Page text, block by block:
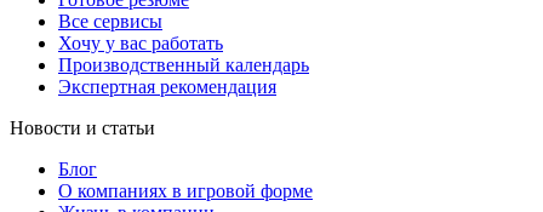
Все сервисы
Хочу у вас работать
Производственный календарь
Экспертная рекомендация
Новости и статьи
Блог
О компаниях в игровой форме